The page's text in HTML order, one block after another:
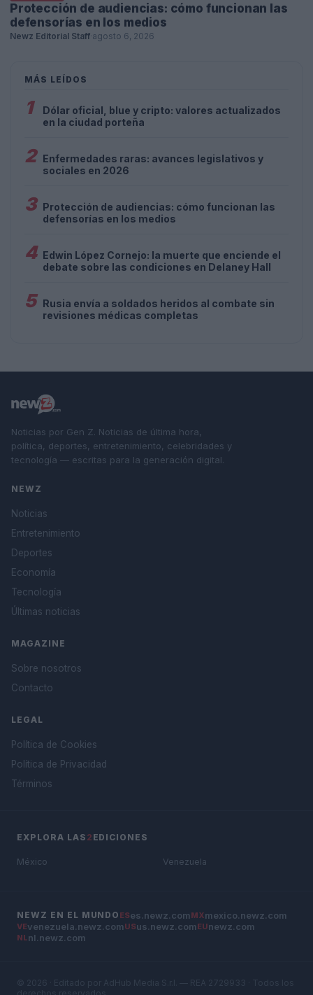
Protección de audiencias: cómo funcionan las
defensorías en los medios
Newz Editorial Staff agosto 6, 2026
MÁS LEÍDOS
1
Dólar oficial, blue y cripto: valores actualizados
en la ciudad porteña
2 Enfermedades raras: avances legislativos y
sociales en 2026
3 Protección de audiencias: cómo funcionan las
defensorías en los medios
4 Edwin López Cornejo: la muerte que enciende el
debate sobre las condiciones en Delaney Hall
5 Rusia envía a soldados heridos al combate sin
revisiones médicas completas
Noticias por Gen Z. Noticias de última hora,
política, deportes, entretenimiento, celebridades y
tecnología — escritas para la generación digital.
NEWZ
Noticias
Entretenimiento
Deportes
Economía
Tecnología
Últimas noticias
MAGAZINE
Sobre nosotros
Contacto
LEGAL
Política de Cookies
Política de Privacidad
Términos
EXPLORA LAS 2 EDICIONES
México Venezuela
NEWZ EN EL MUNDO ESes.newz.com MXmexico.newz.com
VEvenezuela.newz.com USus.newz.com EUnewz.com
NLnl.newz.com
© 2026 · Editado por AdHub Media S.r.l. — REA 2729933 · Todos los